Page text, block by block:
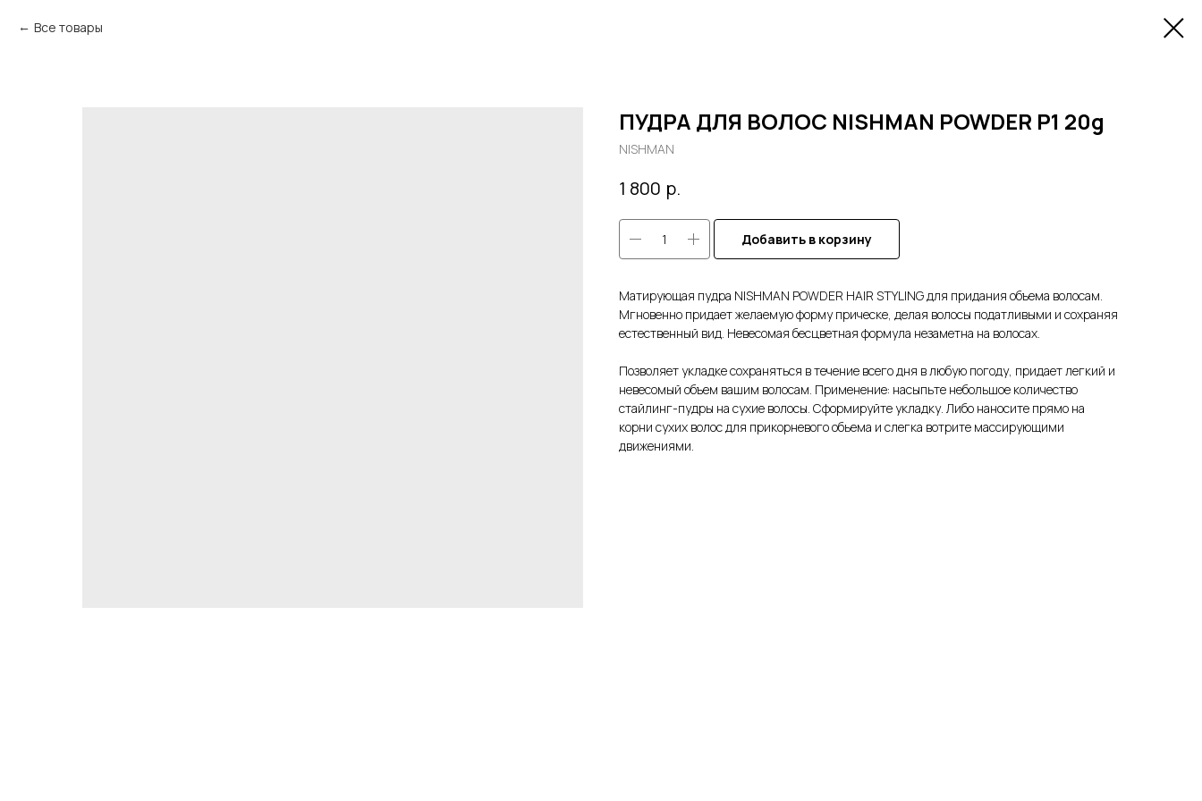
Все товары
ПУДРА ДЛЯ ВОЛОС NISHMAN POWDER P1 20g
NISHMAN
1 800 р.
Добавить в корзину
Матирующая пудра NISHMAN POWDER HAIR STYLING для придания объема волосам.
Мгновенно придает желаемую форму прическе, делая волосы податливыми и сохраняя
естественный вид. Невесомая бесцветная формула незаметна на волосах.
Позволяет укладке сохраняться в течение всего дня в любую погоду, придает легкий и
невесомый объем вашим волосам. Применение: насыпьте небольшое количество
стайлинг-пудры на сухие волосы. Сформируйте укладку. Либо наносите прямо на
корни сухих волос для прикорневого обьема и слегка вотрите массирующими
движениями.